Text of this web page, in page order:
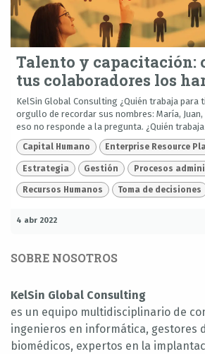
Talento y capacitación:
tus colaboradores los
KelSin Global Consulting ¿Quién trabaja para
orgullo de recordar sus nombres: María, Juan,
eso no responde a la pregunta. ¿Quién
Capital Humano Enterprise Resource
Estrategia Gestión Procesos
Recursos Humanos Toma de decisiones
4 abr 2022
SOBRE NOSOTROS
KelSin Global Consulting
es un equipo multidisciplinario de
ingenieros en informática, gestores
biomédicos, expertos en la